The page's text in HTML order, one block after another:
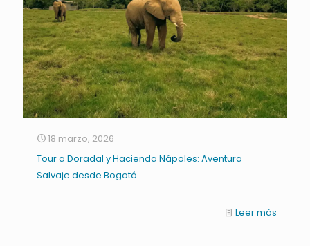
18 marzo, 2026
Tour a Doradal y Hacienda Nápoles: Aventura
Salvaje desde Bogotá
Leer más